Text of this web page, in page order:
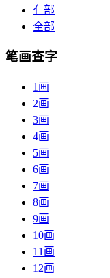
亻部
全部
笔画查字
1画
2画
3画
4画
5画
6画
7画
8画
9画
10画
11画
12画